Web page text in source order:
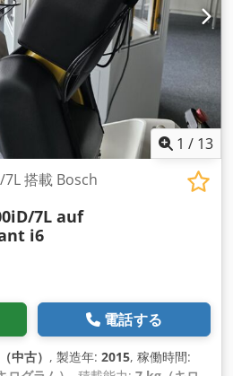
1 / 13
7L 搭載 Bosch
7L auf
i6
電話する
中古） , 製造年: 2015, 稼働時間: